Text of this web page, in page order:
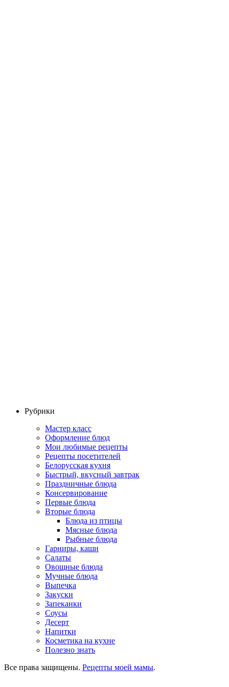
Рубрики
Мастер класс
Оформление блюд
Мои любимые рецепты
Рецепты посетителей
Белорусская кухня
Быстрый, вкусный завтрак
Праздничные блюда
Консервирование
Первые блюда
Вторые блюда
Блюда из птицы
Мясные блюда
Рыбные блюда
Гарниры, каши
Салаты
Овощные блюда
Мучные блюда
Выпечка
Закуски
Запеканки
Соусы
Десерт
Напитки
Косметика на кухне
Полезно знать
Все права защищены. Рецепты моей мамы.